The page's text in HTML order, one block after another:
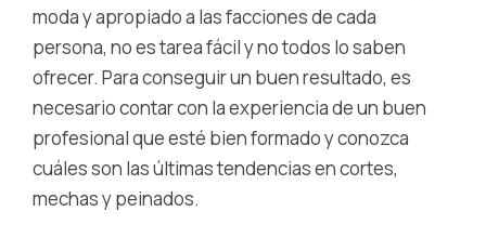
moda y apropiado a las facciones de cada
persona, no es tarea fácil y no todos lo saben
ofrecer. Para conseguir un buen resultado, es
necesario contar con la experiencia de un buen
profesional que esté bien formado y conozca
cuáles son las últimas tendencias en cortes,
mechas y peinados.